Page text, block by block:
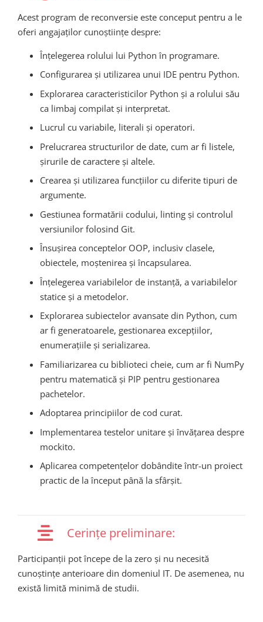
Acest program de reconversie este conceput pentru a le
oferi angajaților cunoștiințe despre:
Înțelegerea rolului lui Python în programare.
Configurarea și utilizarea unui IDE pentru Python.
Explorarea caracteristicilor Python și a rolului său
ca limbaj compilat și interpretat.
Lucrul cu variabile, literali și operatori.
Prelucrarea structurilor de date, cum ar fi listele,
șirurile de caractere și altele.
Crearea și utilizarea funcțiilor cu diferite tipuri de
argumente.
Gestiunea formatării codului, linting și controlul
versiunilor folosind Git.
Însușirea conceptelor OOP, inclusiv clasele,
obiectele, moștenirea și încapsularea.
Înțelegerea variabilelor de instanță, a variabilelor
statice și a metodelor.
Explorarea subiectelor avansate din Python, cum
ar fi generatoarele, gestionarea excepțiilor,
enumerațiile și serializarea.
Familiarizarea cu biblioteci cheie, cum ar fi NumPy
pentru matematică și PIP pentru gestionarea
pachetelor.
Adoptarea principiilor de cod curat.
Implementarea testelor unitare și învățarea despre
mockito.
Aplicarea competențelor dobândite într-un proiect
practic de la început până la sfârșit.
Cerințe preliminare:
Participanții potîncepe de la zero și nu necesită
cunoștințe anterioare din domeniul IT. De asemenea, nu
există limită minimă de studii.